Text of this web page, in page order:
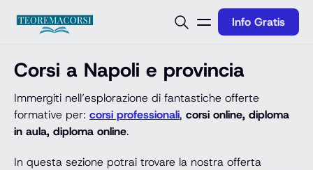
Info Gratis
Corsi a Napoli e provincia
Immergiti nell’esplorazione di fantastiche offerte
formative per: corsi professionali, corsi online, diploma
in aula, diploma online.
In questa sezione potrai trovare la nostra offerta